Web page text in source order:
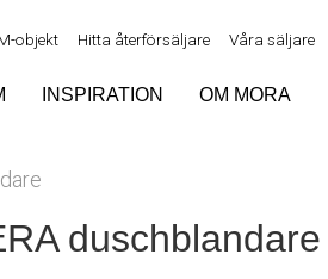
objekt Hitta återförsäljare Våra säljare
INSPIRATION OM MORA
duschblandare